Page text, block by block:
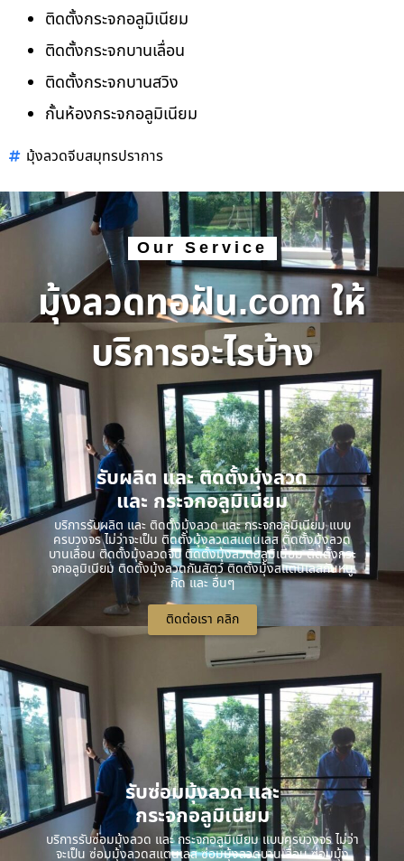
ติดตั้งกระจกอลูมิเนียม
ติดตั้งกระจกบานเลื่อน
ติดตั้งกระจกบานสวิง
กั้นห้องกระจกอลูมิเนียม
มุ้งลวดจีบสมุทรปราการ
Our Service
มุ้งลวดทอฝัน.com ให้
บริการอะไรบ้าง
รับผลิต และ ติดตั้งมุ้งลวด
และ กระจกอลูมิเนียม
บริการรับผลิต และ ติดตั้งมุ้งลวด และ กระจกอลูมิเนียม แบบ
ครบวงจร ไม่ว่าจะเป็น ติดตั้งมุ้งลวดสแตนเลส ติดตั้งมุ้งลวด
บานเลื่อน ติดตั้งมุ้งลวดจีบ ติดตั้งมุ้งลวดอลูมิเนียม ติดตั้งกระ
จกอลูมิเนียม ติดตั้งมุ้งลวดกันสัตว์ ติดตั้งมุ้งสแตนเลสกันหนู
กัด และ อื่นๆ
ติดต่อเรา คลิก
รับซ่อมมุ้งลวด และ
กระจกอลูมิเนียม
บริการรับซ่อมมุ้งลวด และ กระจกอลูมิเนียม แบบครบวงจร ไม่ว่า
จะเป็น ซ่อมมุ้งลวดสแตนเลส ซ่อมมุ้งลวดบานเลื่อน ซ่อมมุ้ง